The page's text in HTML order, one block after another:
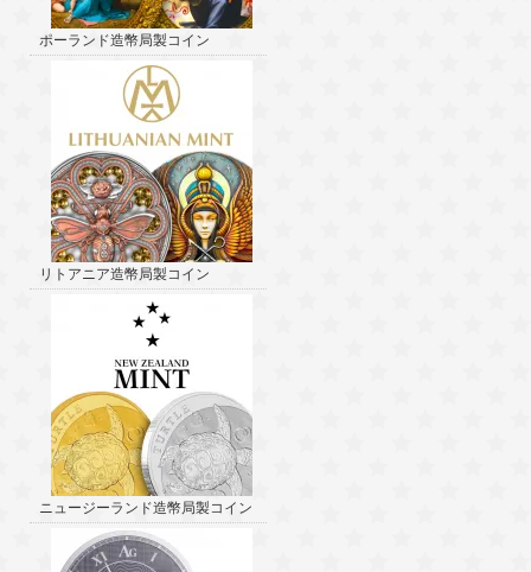
ポーランド造幣局製コイン
リトアニア造幣局製コイン
ニュージーランド造幣局製コイン